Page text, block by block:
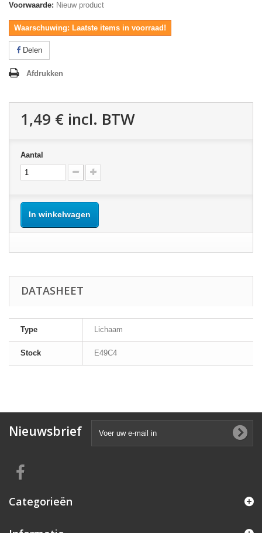
Voorwaarde: Nieuw product
Waarschuwing: Laatste items in voorraad!
Delen
Afdrukken
1,49 € incl. BTW
Aantal
In winkelwagen
DATASHEET
Type Lichaam
Stock E49C4
Nieuwsbrief
Categorieën